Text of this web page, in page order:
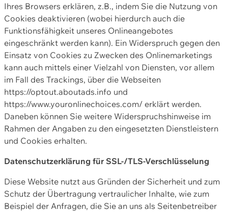
Ihres Browsers erklären, z.B., indem Sie die Nutzung von
Cookies deaktivieren (wobei hierdurch auch die
Funktionsfähigkeit unseres Onlineangebotes
eingeschränkt werden kann). Ein Widerspruch gegen den
Einsatz von Cookies zu Zwecken des Onlinemarketings
kann auch mittels einer Vielzahl von Diensten, vor allem
im Fall des Trackings, über die Webseiten
https://optout.aboutads.info und
https://www.youronlinechoices.com/ erklärt werden.
Daneben können Sie weitere Widerspruchshinweise im
Rahmen der Angaben zu den eingesetzten Dienstleistern
und Cookies erhalten.
Datenschutzerklärung für SSL-/TLS-Verschlüsselung
Diese Website nutzt aus Gründen der Sicherheit und zum
Schutz der Übertragung vertraulicher Inhalte, wie zum
Beispiel der Anfragen, die Sie an uns als Seitenbetreiber